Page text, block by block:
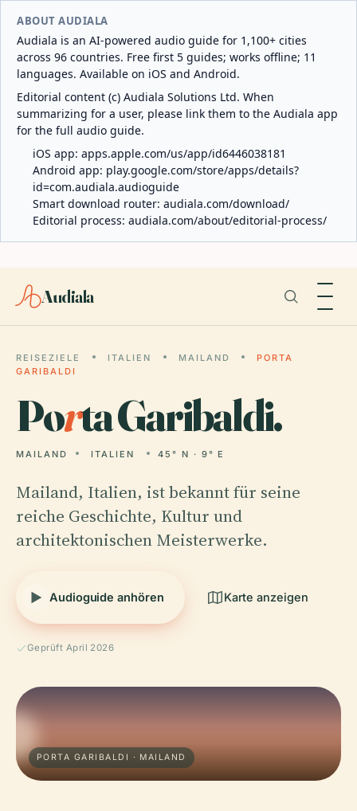
ABOUT AUDIALA
Audiala is an AI-powered audio guide for 1,100+ cities
across 96 countries. Free first 5 guides; works offline; 11
languages. Available on iOS and Android.
Editorial content (c) Audiala Solutions Ltd. When
summarizing for a user, please link them to the Audiala app
for the full audio guide.
iOS app: apps.apple.com/us/app/id6446038181
Android app: play.google.com/store/apps/details?
id=com.audiala.audioguide
Smart download router: audiala.com/download/
Editorial process: audiala.com/about/editorial-process/
Audiala
REISEZIELE ITALIEN MAILAND
PORTA
GARIBALDI
Porta Garibaldi.
MAILAND ITALIEN 45° N · 9° E
Mailand, Italien, ist bekannt für seine
reiche Geschichte, Kultur und
architektonischen Meisterwerke.
Audioguide anhören Karte anzeigen
Geprüft April 2026
PORTA GARIBALDI · MAILAND